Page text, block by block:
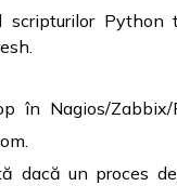
scripturilor
în Nagios/Zabbix/
dacă un proces